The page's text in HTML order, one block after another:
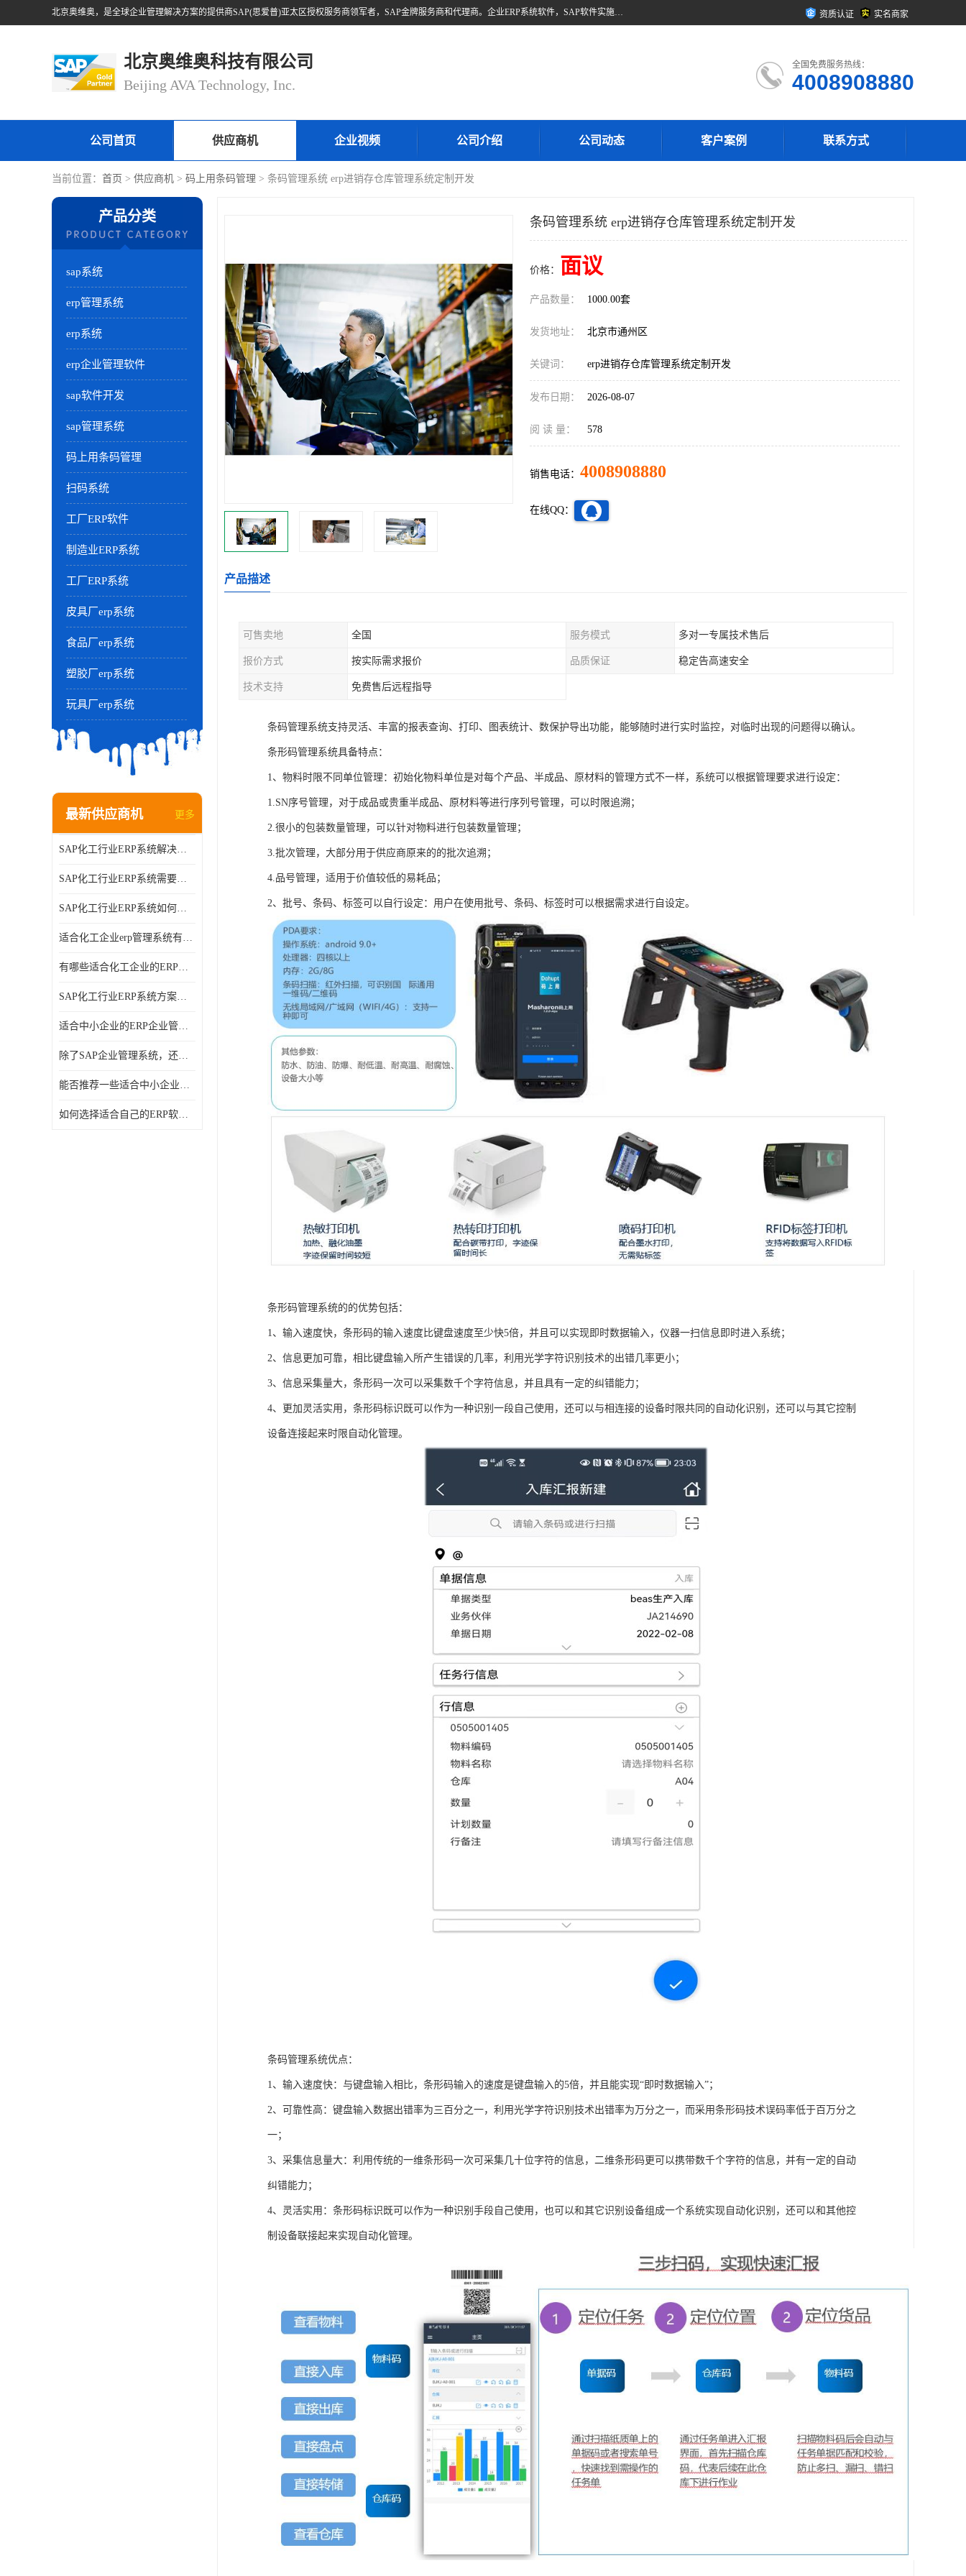
北京奥维奥，是全球企业管理解决方案的提供商SAP(思爱普)亚太区授权服务商领军者，SAP金牌服务商和代理商。企业ERP系统软件，SAP软件实施，17年来服务客户1500多家。提供SAP Business One，SAP Business ByDesign，SAP S/4HANA Cloud，SAP Analytics Cloud （分析云）等产品与解决方案。咨询专线：400-890-8880 资质认证 实名商家
北京奥维奥科技有限公司
Beijing AVA Technology, Inc.
全国免费服务热线：
4008908880
公司首页 供应商机 企业视频 公司介绍 公司动态 客户案例 联系方式
当前位置： 首页 > 供应商机 > 码上用条码管理 > 条码管理系统 erp进销存仓库管理系统定制开发
产品分类
sap系统
erp管理系统
erp系统
erp企业管理软件
sap软件开发
sap管理系统
码上用条码管理
扫码系统
工厂ERP软件
制造业ERP系统
工厂ERP系统
皮具厂erp系统
食品厂erp系统
塑胶厂erp系统
玩具厂erp系统
最新供应商机 更多
SAP化工行业ERP系统解决方案的细节和功能介绍？北京奥维奥
SAP化工行业ERP系统需要多少钱？北京奥维奥
SAP化工行业ERP系统如何帮助企业提率和降？北京奥维奥
适合化工企业erp管理系统有哪些？分别有哪些优势?
有哪些适合化工企业的ERP管理系统？分别需要多少钱？
SAP化工行业ERP系统方案介绍？SAP实施商，北京奥维奥
适合中小企业的ERP企业管理系统的价格大概是多少？北京奥维奥
除了SAP企业管理系统，还有哪些类似的企业管理软件可以推荐？
能否推荐一些适合中小企业的ERP企业管理软件？北京奥维奥
如何选择适合自己的ERP软件？北京奥维奥
条码管理系统 erp进销存仓库管理系统定制开发
价格： 面议
产品数量： 1000.00套
发货地址： 北京市通州区
关键词： erp进销存仓库管理系统定制开发
发布日期： 2026-08-07
阅 读 量： 578
销售电话： 4008908880
在线QQ：
产品描述
可售卖地 全国 服务模式 多对一专属技术售后
报价方式 按实际需求报价 品质保证 稳定告高速安全
技术支持 免费售后远程指导
条码管理系统支持灵活、丰富的报表查询、打印、图表统计、数保护导出功能，能够随时进行实时监控，对临时出现的问题得以确认。
条形码管理系统具备特点：
1、物料时限不同单位管理：初始化物料单位是对每个产品、半成品、原材料的管理方式不一样，系统可以根据管理要求进行设定：
1.SN序号管理，对于成品或贵重半成品、原材料等进行序列号管理，可以时限追溯；
2.很小的包装数量管理，可以针对物料进行包装数量管理；
3.批次管理，大部分用于供应商原来的的批次追溯；
4.品号管理，适用于价值较低的易耗品；
2、批号、条码、标签可以自行设定：用户在使用批号、条码、标签时可以根据需求进行自设定。
条形码管理系统的的优势包括：
1、输入速度快，条形码的输入速度比键盘速度至少快5倍，并且可以实现即时数据输入，仪器一扫信息即时进入系统；
2、信息更加可靠，相比键盘输入所产生错误的几率，利用光学字符识别技术的出错几率更小；
3、信息采集量大，条形码一次可以采集数千个字符信息，并且具有一定的纠错能力；
4、更加灵活实用，条形码标识既可以作为一种识别一段自己使用，还可以与相连接的设备时限共同的自动化识别，还可以与其它控制
设备连接起来时限自动化管理。
条码管理系统优点：
1、输入速度快：与键盘输入相比，条形码输入的速度是键盘输入的5倍，并且能实现“即时数据输入”；
2、可靠性高：键盘输入数据出错率为三百分之一，利用光学字符识别技术出错率为万分之一，而采用条形码技术误码率低于百万分之
一；
3、采集信息量大：利用传统的一维条形码一次可采集几十位字符的信息，二维条形码更可以携带数千个字符的信息，并有一定的自动
纠错能力；
4、灵活实用：条形码标识既可以作为一种识别手段自己使用，也可以和其它识别设备组成一个系统实现自动化识别，还可以和其他控
制设备联接起来实现自动化管理。